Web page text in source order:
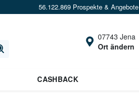
56.122.869 Prospekte & Angebote
07743 Jena
Ort ändern
CASHBACK